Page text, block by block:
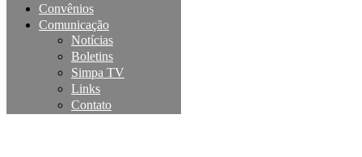
Convênios
Comunicação
Notícias
Boletins
Simpa TV
Links
Contato